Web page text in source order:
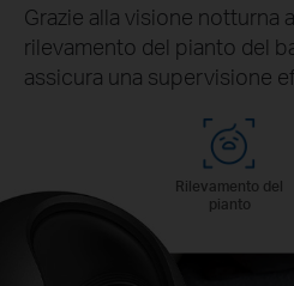
Grazie alla visione notturna
rilevamento del pianto del
assicura una supervisione
Rilevamento del
pianto